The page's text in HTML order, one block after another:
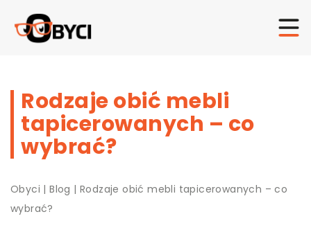
Rodzaje obić mebli
tapicerowanych – co
wybrać?
Obyci |Blog |Rodzaje obić mebli tapicerowanych – co
wybrać?